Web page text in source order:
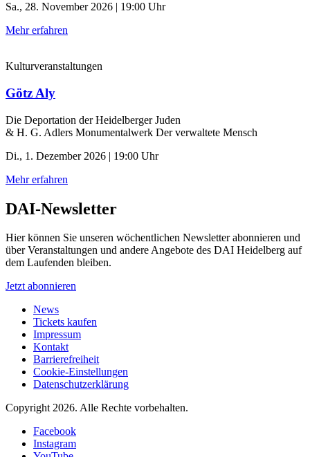
Sa., 28. November 2026 | 19:00 Uhr
Mehr erfahren
Kulturveranstaltungen
Götz Aly
Die Deportation der ­Heidelberger Juden
& H. G. Adlers Monumentalwerk Der verwaltete Mensch
Di., 1. Dezember 2026 | 19:00 Uhr
Mehr erfahren
DAI-Newsletter
Hier können Sie unseren wöchentlichen Newsletter abonnieren und
über Veranstaltungen und andere Angebote des DAI Heidelberg auf
dem Laufenden bleiben.
Jetzt abonnieren
News
Tickets kaufen
Impressum
Kontakt
Barrierefreiheit
Cookie-Einstellungen
Datenschutzerklärung
Copyright 2026. Alle Rechte vorbehalten.
Facebook
Instagram